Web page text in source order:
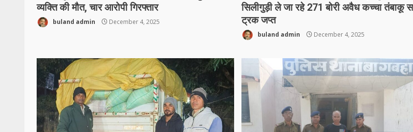
व्यक्ति की मौत, चार आरोपी गिरफ्तार
buland admin December 4, 2025
सिलीगुड़ी ले जा रहे 271 बोरी अवैध कच्चा तंबाकू
ट्रक जप्त
buland admin December 4, 2025